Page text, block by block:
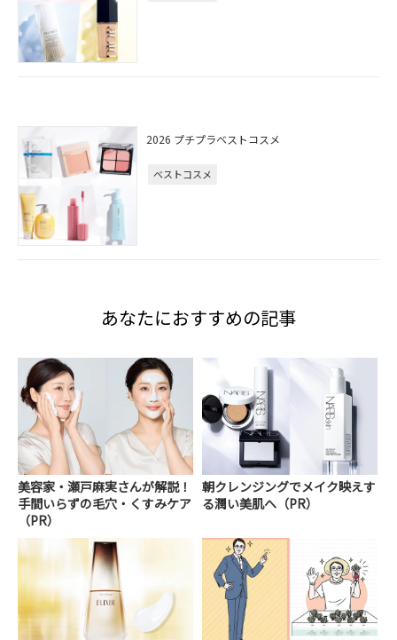
2026 プチプラベストコスメ
ベストコスメ
あなたにおすすめの記事
美容家・瀬戸麻実さんが解説！
手間いらずの毛穴・くすみケア
（PR）
朝クレンジングでメイク映えす
る潤い美肌へ（PR）